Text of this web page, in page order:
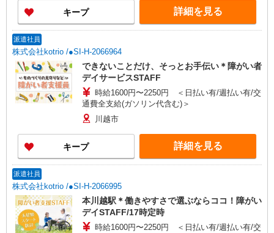
キープ 詳細を見る
派遣社員
株式会社kotrio /●SI-H-2066964
できないことだけ、そっとお手伝い＊障がい者
デイサービスSTAFF
時給1600円〜2250円 ＜日払い有/週払い有/交
通費全支給(ガソリン代含む)＞
川越市
キープ 詳細を見る
派遣社員
株式会社kotrio /●SI-H-2066995
本川越駅＊働きやすさで選ぶならココ！障がい
デイSTAFF/17時定時
時給1600円〜2250円 ＜日払い有/週払い有/交